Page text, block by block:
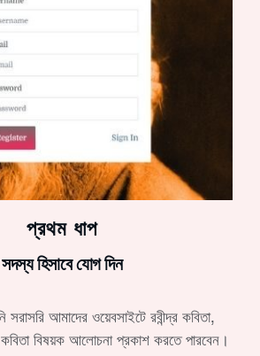
প্রথম ধাপ
সদস্য হিসাবে যোগ দিন
আমাদের ওয়েবসাইটে রবীন্দ্র কবিতা,
বিষয়ক আলোচনা প্রকাশ করতে পারবেন।